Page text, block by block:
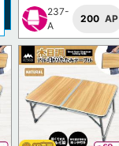
237-
A
200 AP